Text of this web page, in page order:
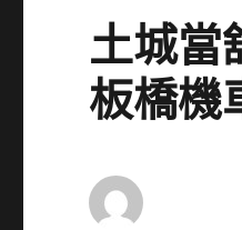
土城當
板橋機